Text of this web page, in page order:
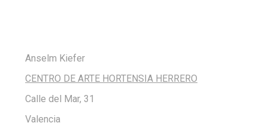
Anselm Kiefer
CENTRO DE ARTE HORTENSIA HERRERO
Calle del Mar, 31
Valencia